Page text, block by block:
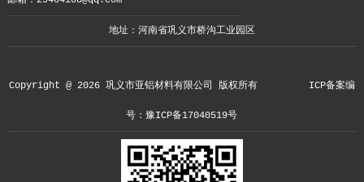
地址：河南省巩义市桥沟工业园区
Copyright @ 2026 巩义市亚铝材料有限公司 版权所有 ICP备案编
号：豫ICP备17040519号